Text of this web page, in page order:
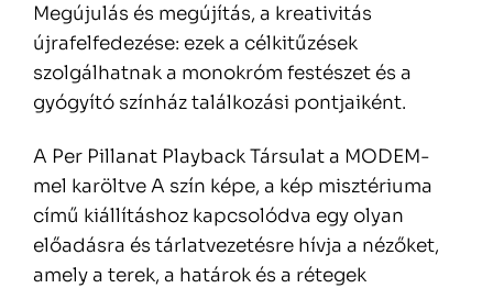
Megújulás és megújítás, a kreativitás
újrafelfedezése: ezek a célkitűzések
szolgálhatnak a monokróm festészet és a
gyógyító színház találkozási pontjaiként.
A Per Pillanat Playback Társulat a MODEM-
mel karöltve A szín képe, a kép misztériuma
című kiállításhoz kapcsolódva egy olyan
előadásra és tárlatvezetésre hívja a nézőket,
amely a terek, a határok és a rétegek